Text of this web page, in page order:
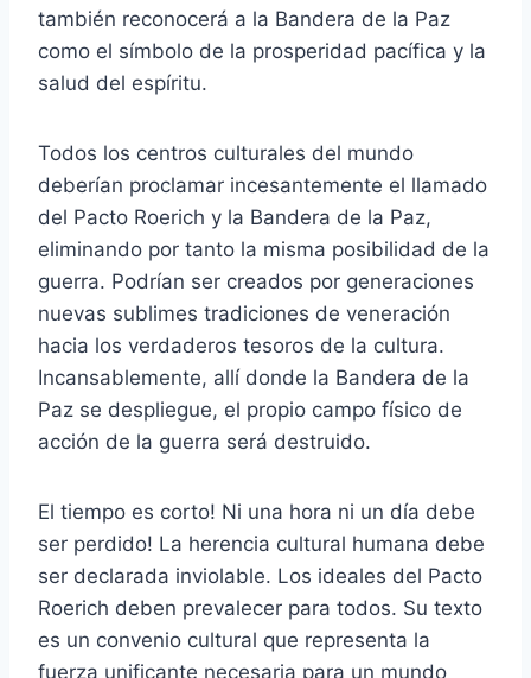
también reconocerá a la Bandera de la Paz
como el símbolo de la prosperidad pacífica y la
salud del espíritu.
Todos los centros culturales del mundo
deberían proclamar incesantemente el llamado
del Pacto Roerich y la Bandera de la Paz,
eliminando por tanto la misma posibilidad de la
guerra. Podrían ser creados por generaciones
nuevas sublimes tradiciones de veneración
hacia los verdaderos tesoros de la cultura.
Incansablemente, allí donde la Bandera de la
Paz se despliegue, el propio campo físico de
acción de la guerra será destruido.
El tiempo es corto! Ni una hora ni un día debe
ser perdido! La herencia cultural humana debe
ser declarada inviolable. Los ideales del Pacto
Roerich deben prevalecer para todos. Su texto
es un convenio cultural que representa la
fuerza unificante necesaria para un mundo